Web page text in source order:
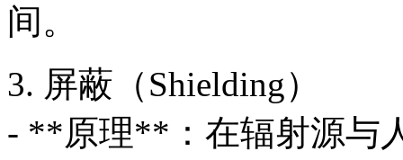
间。
3. 屏蔽（Shielding）
- **原理**：在辐射源与